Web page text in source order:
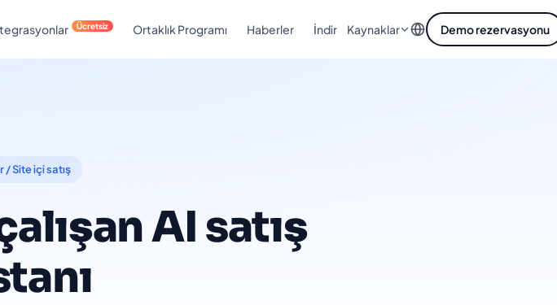
Ücretsiz Ortaklık Programı Haberler İndir Kaynaklar Demo rezervasyonu
/ Site içi satış
AI satış